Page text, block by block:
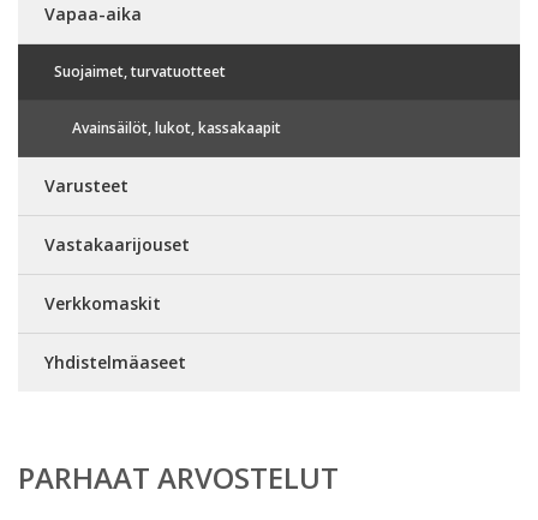
Vapaa-aika
Suojaimet, turvatuotteet
Avainsäilöt, lukot, kassakaapit
Varusteet
Vastakaarijouset
Verkkomaskit
Yhdistelmäaseet
PARHAAT ARVOSTELUT